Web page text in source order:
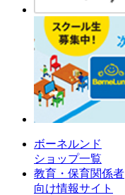
ボーネルンド
ショップ一覧
教育・保育関係者
向け情報サイト